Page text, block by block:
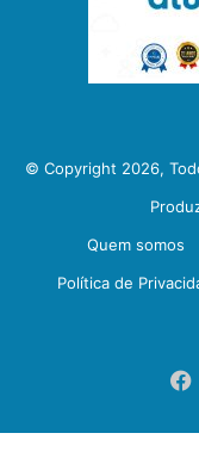
© Copyright 2026,
Quem somos
Política de